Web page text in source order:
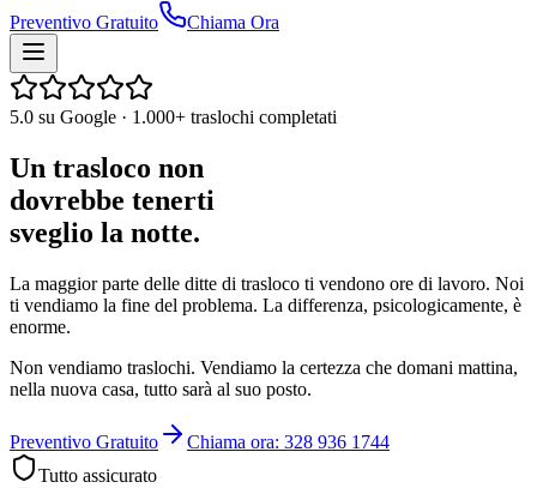
Preventivo Gratuito
Chiama Ora
5.0 su Google · 1.000+ traslochi completati
Un trasloco non
dovrebbe tenerti
sveglio la notte.
La maggior parte delle ditte di trasloco ti vendono ore di lavoro. Noi
ti vendiamo la fine del problema. La differenza, psicologicamente, è
enorme.
Non vendiamo traslochi. Vendiamo la certezza che domani mattina,
nella nuova casa, tutto sarà al suo posto.
Preventivo Gratuito
Chiama ora: 328 936 1744
Tutto assicurato